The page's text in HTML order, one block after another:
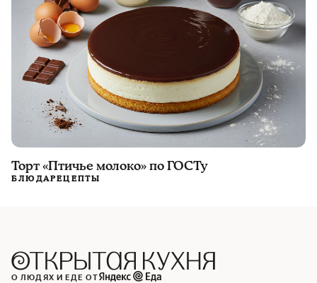
Торт «Птичье молоко» по ГОСТу
БЛЮДАРЕЦЕПТЫ
О ЛЮДЯХ И ЕДЕ ОТ